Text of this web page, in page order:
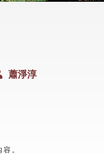
蕭淨淳
。